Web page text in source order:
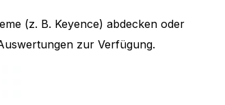
(z. B. Keyence) abdecken oder
zur Verfügung.